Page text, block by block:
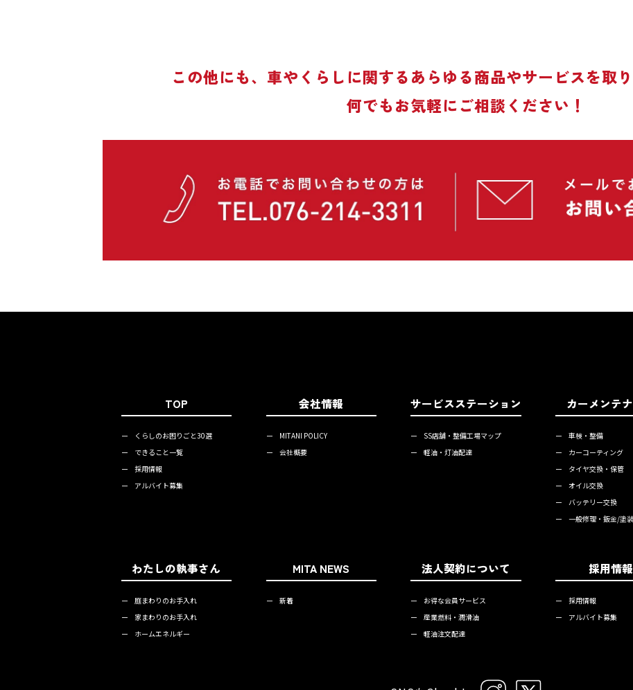
この他にも、車やくらしに関するあらゆる商品やサービスを取
何でもお気軽にご相談ください！
TOP
ー
くらしのお困りごと30選
ー
できること一覧
ー
採用情報
ー
アルバイト募集
会社情報
ー
MITANI POLICY
ー
会社概要
サービスステーション
ー
SS店舗・整備工場マップ
ー
軽油・灯油配達
カーメンテ
ー
車検・整備
ー
カーコーティング
ー
タイヤ交換・保管
ー
オイル交換
ー
バッテリー交換
ー
一般修理・鈑金/塗
わたしの執事さん
ー
庭まわりのお手入れ
ー
家まわりのお手入れ
ー
ホームエネルギー
MITA NEWS
ー 新着
法人契約について
ー
お得な会員サービス
ー
産業燃料・潤滑油
ー
軽油注文配達
採用情報
ー
採用情報
ー
アルバイト募集